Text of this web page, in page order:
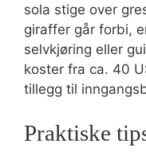
sola stige over
giraffer går forbi,
selvkjøring eller
koster fra ca. 40
tillegg til
Praktiske